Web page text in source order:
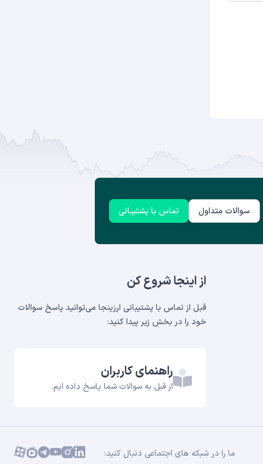
سوالات متداول تماس با پشتیبانی
از اینجا شروع کن
قبل از تماس با پشتیبانی ارزینجا می‌توانید پاسخ سوالات
خود را در بخش‌ زیر پیدا کنید:
راهنمای کاربران
از قبل به سوالات شما پاسخ داده ایم.
ما را در شبکه های اجتماعی دنبال کنید: